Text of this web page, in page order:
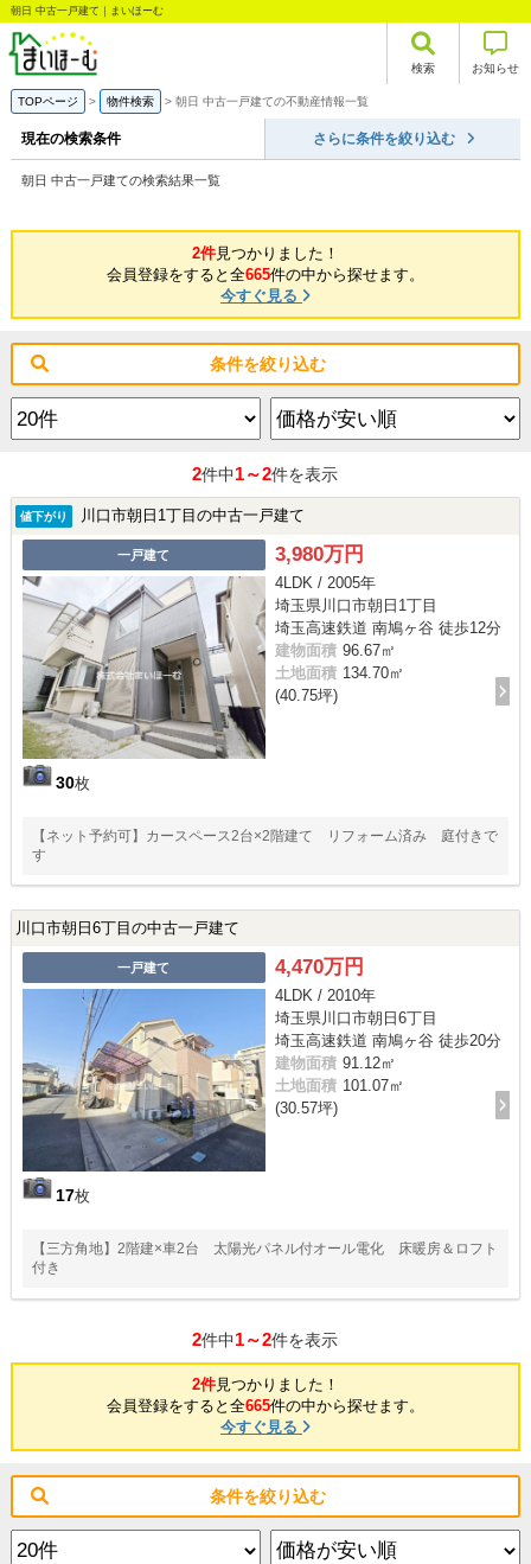
朝日 中古一戸建て｜まいほーむ
検索 お知らせ
TOPページ 物件検索 朝日 中古一戸建ての不動産情報一覧
現在の検索条件 さらに条件を絞り込む
朝日 中古一戸建ての検索結果一覧
2件見つかりました！
会員登録をすると全665件の中から探せます。
今すぐ見る
条件を絞り込む
2件中1～2件を表示
値下がり 川口市朝日1丁目の中古一戸建て
一戸建て
30枚
3,980万円
4LDK / 2005年
埼玉県川口市朝日1丁目
埼玉高速鉄道 南鳩ヶ谷 徒歩12分
建物面積 96.67㎡
土地面積 134.70㎡
(40.75坪)
【ネット予約可】カースペース2台×2階建て リフォーム済み 庭付きで
す
川口市朝日6丁目の中古一戸建て
一戸建て
17枚
4,470万円
4LDK / 2010年
埼玉県川口市朝日6丁目
埼玉高速鉄道 南鳩ヶ谷 徒歩20分
建物面積 91.12㎡
土地面積 101.07㎡
(30.57坪)
【三方角地】2階建×車2台 太陽光パネル付オール電化 床暖房＆ロフト
付き
2件中1～2件を表示
2件見つかりました！
会員登録をすると全665件の中から探せます。
今すぐ見る
条件を絞り込む